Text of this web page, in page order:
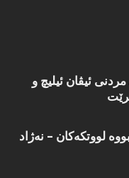
ئیڤان ئیلیچ و
لووتكه‌كان – نه‌ژاد